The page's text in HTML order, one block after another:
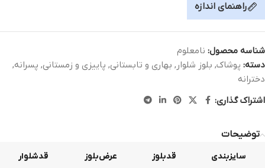
راهنمای اندازه
شناسه محصول: نامعلوم
دسته: پوشاک, بلوز شلوار , بهاری و تابستانی, پاییزی و زمستانی, پسرانه,
دخترانه
اشتراک گذاری:
توضیحات
سایزبندی قدبلوز عرض‌بلوز قدشلوار